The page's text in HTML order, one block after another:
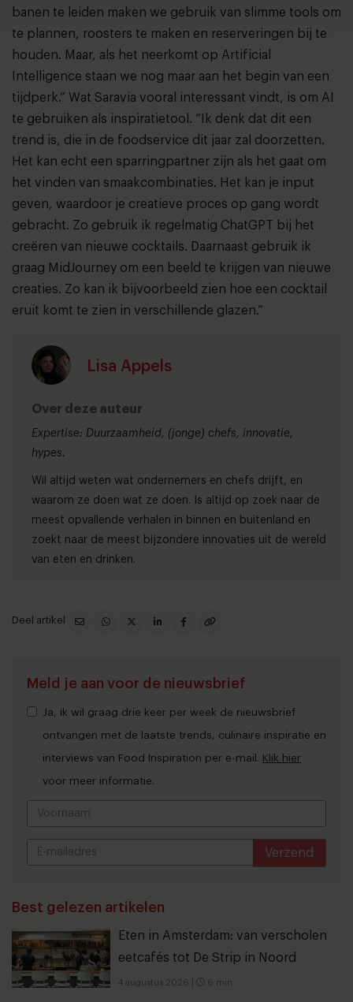
banen te leiden maken we gebruik van slimme tools om
te plannen, roosters te maken en reserveringen bij te
houden. Maar, als het neerkomt op Artificial
Intelligence staan we nog maar aan het begin van een
tijdperk.” Wat Saravia vooral interessant vindt, is om AI
te gebruiken als inspiratietool. “Ik denk dat dit een
trend is, die in de foodservice dit jaar zal doorzetten.
Het kan echt een sparringpartner zijn als het gaat om
het vinden van smaakcombinaties. Het kan je input
geven, waardoor je creatieve proces op gang wordt
gebracht. Zo gebruik ik regelmatig ChatGPT bij het
creëren van nieuwe cocktails. Daarnaast gebruik ik
graag MidJourney om een beeld te krijgen van nieuwe
creaties. Zo kan ik bijvoorbeeld zien hoe een cocktail
eruit komt te zien in verschillende glazen.”
Lisa Appels
Over deze auteur
Expertise: Duurzaamheid, (jonge) chefs, innovatie,
hypes.
Wil altijd weten wat ondernemers en chefs drijft, en
waarom ze doen wat ze doen. Is altijd op zoek naar de
meest opvallende verhalen in binnen en buitenland en
zoekt naar de meest bijzondere innovaties uit de wereld
van eten en drinken.
Deel artikel
Meld je aan voor de nieuwsbrief
Ja, ik wil graag drie keer per week de nieuwsbrief
ontvangen met de laatste trends, culinaire inspiratie en
interviews van Food Inspiration per e-mail. Klik hier
voor meer informatie.
Verzend
Best gelezen artikelen
Eten in Amsterdam: van verscholen
eetcafés tot De Strip in Noord
4 augustus 2026 6 min